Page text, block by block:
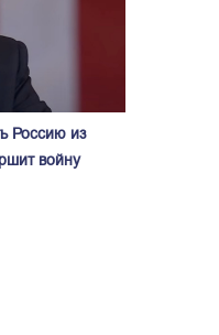
Россию из
войну